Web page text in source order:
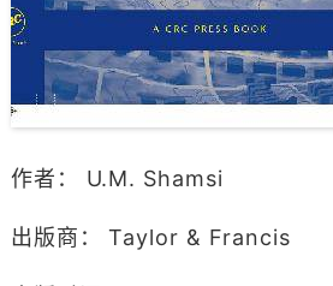
作者： U.M. Shamsi
出版商： Taylor & Francis